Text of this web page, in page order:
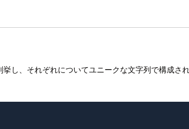
し、それぞれについてユニークな文字列で構成さ